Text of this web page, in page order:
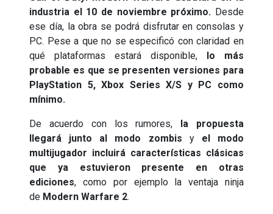
industria el 10 de noviembre próximo. Desde
ese día, la obra se podrá disfrutar en consolas y
PC. Pese a que no se especificó con claridad en
qué plataformas estará disponible, lo más
probable es que se presenten versiones para
PlayStation 5, Xbox Series X/S y PC como
mínimo.
De acuerdo con los rumores, la propuesta
llegará junto al modo zombis y el modo
multijugador incluirá características clásicas
que ya estuvieron presente en otras
ediciones, como por ejemplo la ventaja ninja
de Modern Warfare 2.